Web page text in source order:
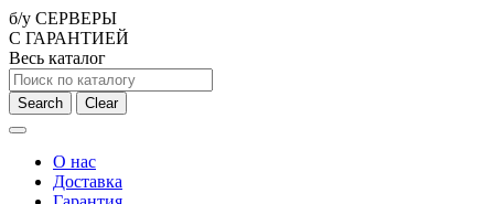
б/у СЕРВЕРЫ
С ГАРАНТИЕЙ
Весь каталог
Search Clear
О нас
Доставка